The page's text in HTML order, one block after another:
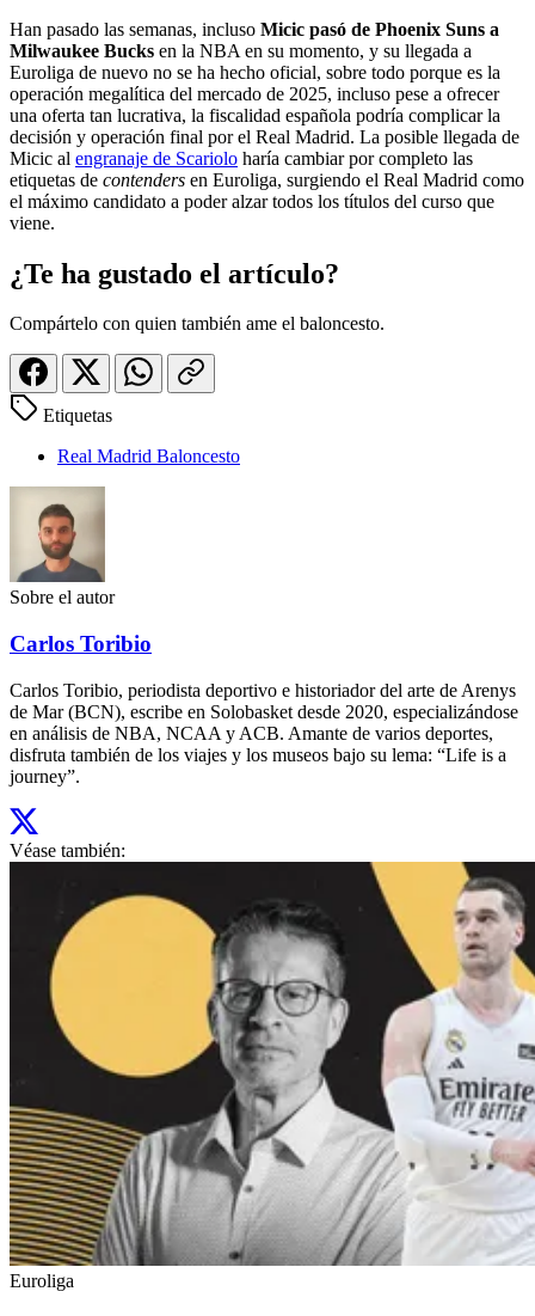
Han pasado las semanas, incluso Micic pasó de Phoenix Suns a
Milwaukee Bucks en la NBA en su momento, y su llegada a
Euroliga de nuevo no se ha hecho oficial, sobre todo porque es la
operación megalítica del mercado de 2025, incluso pese a ofrecer
una oferta tan lucrativa, la fiscalidad española podría complicar la
decisión y operación final por el Real Madrid. La posible llegada de
Micic al engranaje de Scariolo haría cambiar por completo las
etiquetas de contenders en Euroliga, surgiendo el Real Madrid como
el máximo candidato a poder alzar todos los títulos del curso que
viene.
¿Te ha gustado el artículo?
Compártelo con quien también ame el baloncesto.
Etiquetas
Real Madrid Baloncesto
Sobre el autor
Carlos Toribio
Carlos Toribio, periodista deportivo e historiador del arte de Arenys
de Mar (BCN), escribe en Solobasket desde 2020, especializándose
en análisis de NBA, NCAA y ACB. Amante de varios deportes,
disfruta también de los viajes y los museos bajo su lema: “Life is a
journey”.
Véase también:
Euroliga